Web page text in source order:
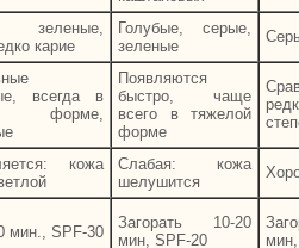
зеленые,
карие
Голубые, серые,
зеленые
всегда в
форме,
Появляются
быстро, чаще
всего в тяжелой
форме
кожа
Слабая: кожа
шелушится
мин., SPF-30
Загорать 10-20
мин, SPF-20